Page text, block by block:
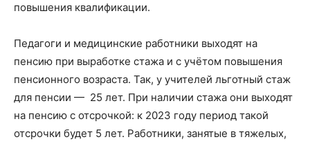
повышения квалификации.
Педагоги и медицинские работники выходят на
пенсию при выработке стажа и с учётом повышения
пенсионного возраста. Так, у учителей льготный стаж
для пенсии — 25 лет. При наличии стажа они выходят
на пенсию с отсрочкой: к 2023 году период такой
отсрочки будет 5 лет. Работники, занятые в тяжелых,